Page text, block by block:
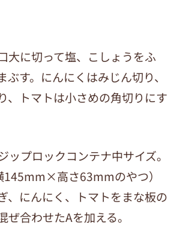
大に切って塩、こしょうをふ
ぶす。にんにくはみじん切り、
、トマトは小さめの角切りにす
ップロックコンテナ中サイズ。
高さ63mmのやつ）
、にんにく、トマトをまな板の
ぜ合わせたAを加える。